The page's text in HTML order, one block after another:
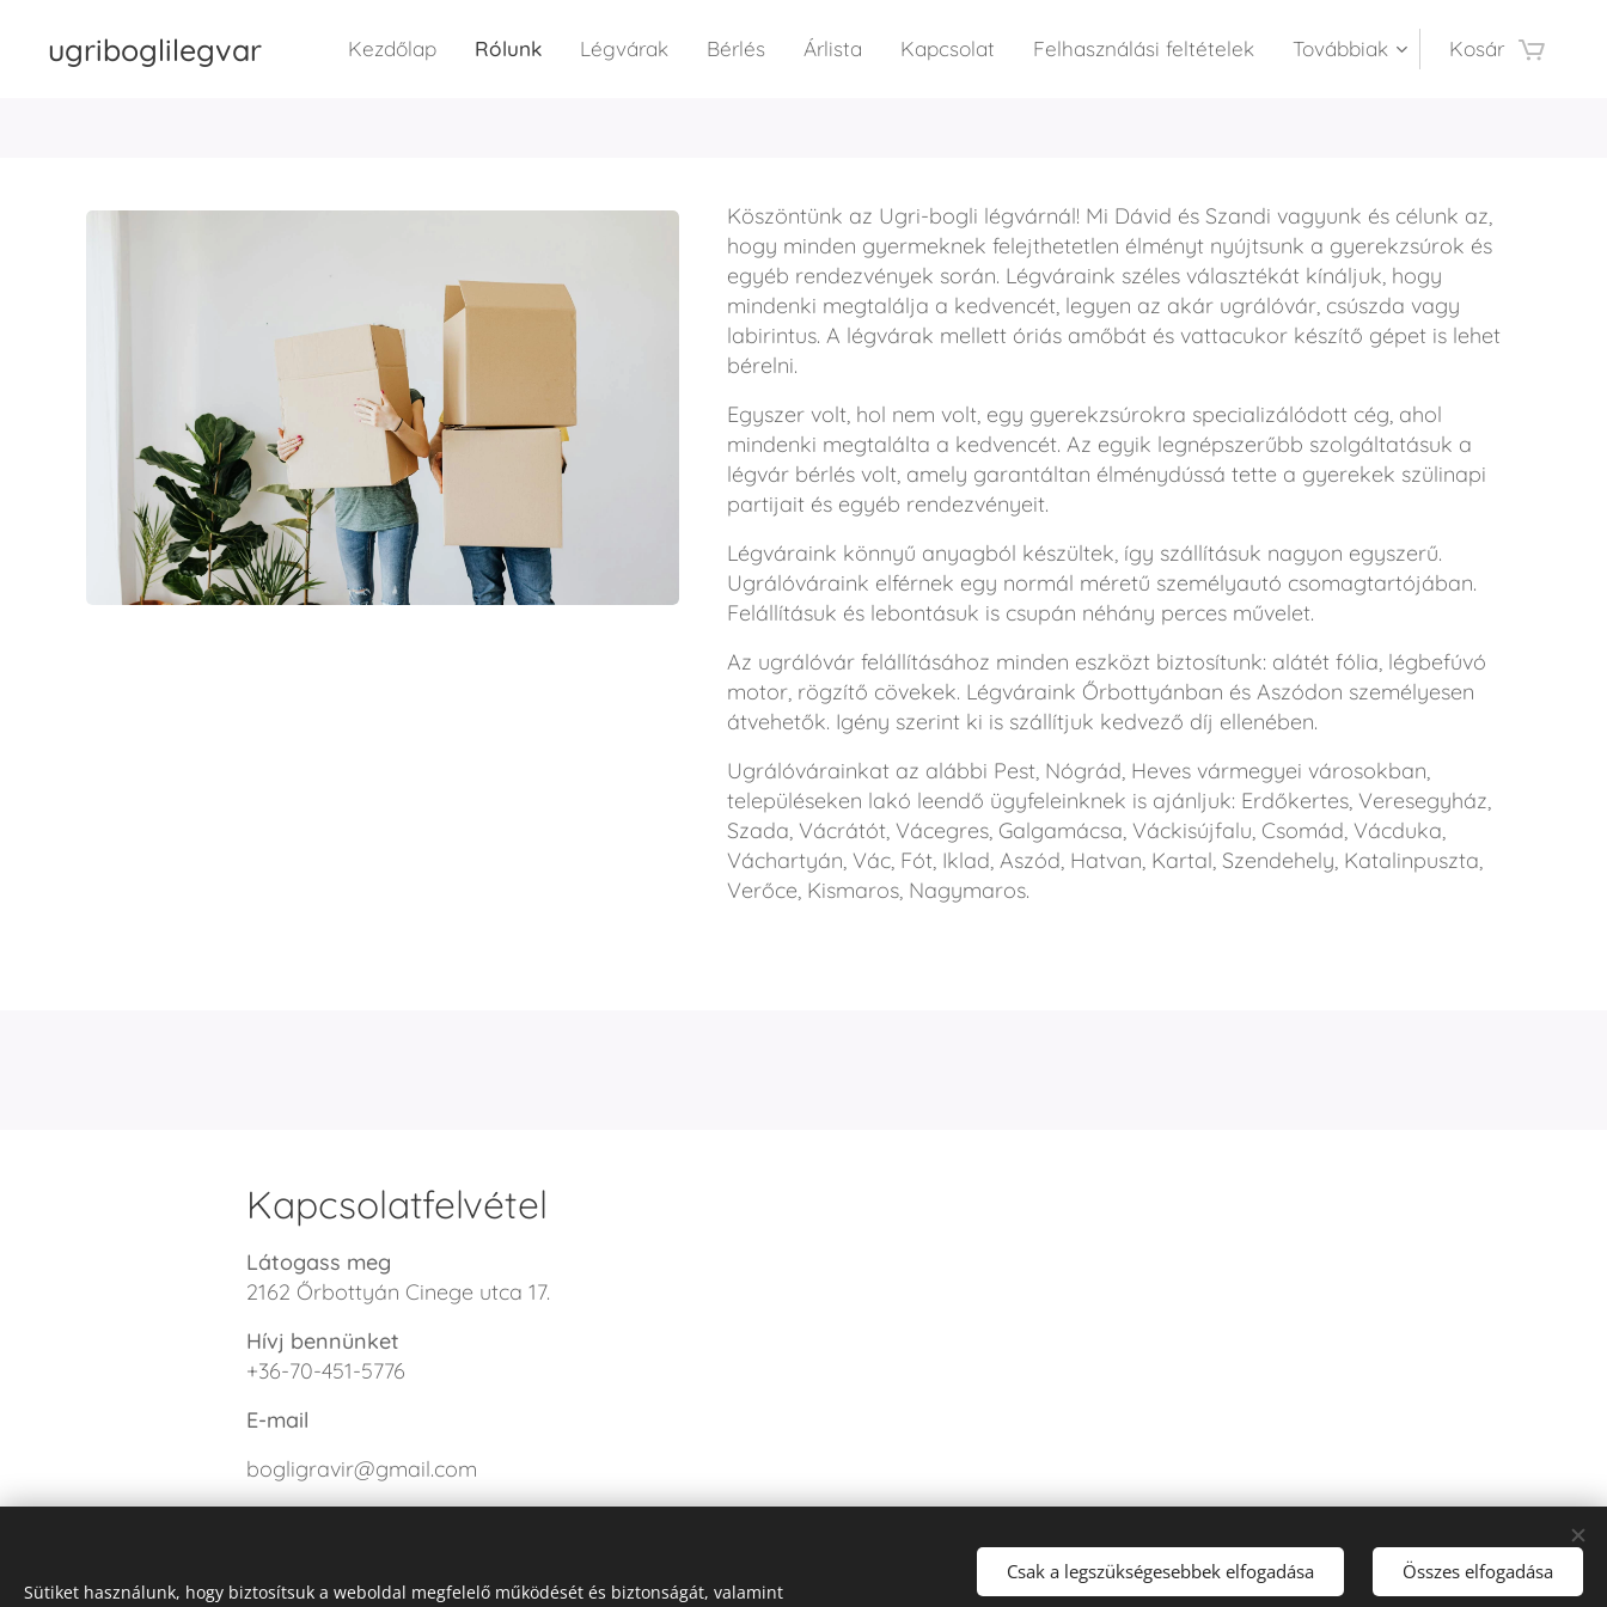
ugriboglilegvar Kezdőlap Rólunk Légvárak Bérlés Árlista Kapcsolat Felhasználási feltételek Továbbiak Kosár
Köszöntünk az Ugri-bogli légvárnál! Mi Dávid és Szandi vagyunk és célunk az,
hogy minden gyermeknek felejthetetlen élményt nyújtsunk a gyerekzsúrok és
egyéb rendezvények során. Légváraink széles választékát kínáljuk, hogy
mindenki megtalálja a kedvencét, legyen az akár ugrálóvár, csúszda vagy
labirintus. A légvárak mellett óriás amőbát és vattacukor készítő gépet is lehet
bérelni.
Egyszer volt, hol nem volt, egy gyerekzsúrokra specializálódott cég, ahol
mindenki megtalálta a kedvencét. Az egyik legnépszerűbb szolgáltatásuk a
légvár bérlés volt, amely garantáltan élménydússá tette a gyerekek szülinapi
partijait és egyéb rendezvényeit.
Légváraink könnyű anyagból készültek, így szállításuk nagyon egyszerű.
Ugrálóváraink elférnek egy normál méretű személyautó csomagtartójában.
Felállításuk és lebontásuk is csupán néhány perces művelet.
Az ugrálóvár felállításához minden eszközt biztosítunk: alátét fólia, légbefúvó
motor, rögzítő cövekek. Légváraink Őrbottyánban és Aszódon személyesen
átvehetők. Igény szerint ki is szállítjuk kedvező díj ellenében.
Ugrálóvárainkat az alábbi Pest, Nógrád, Heves vármegyei városokban,
településeken lakó leendő ügyfeleinknek is ajánljuk: Erdőkertes, Veresegyház,
Szada, Vácrátót, Vácegres, Galgamácsa, Váckisújfalu, Csomád, Vácduka,
Váchartyán, Vác, Fót, Iklad, Aszód, Hatvan, Kartal, Szendehely, Katalinpuszta,
Verőce, Kismaros, Nagymaros.
Kapcsolatfelvétel
Látogass meg
2162 Őrbottyán Cinege utca 17.
Hívj bennünket
+36-70-451-5776
E-mail
bogligravir@gmail.com
Sütiket használunk, hogy biztosítsuk a weboldal megfelelő működését és biztonságát, valamint
Csak a legszükségesebbek elfogadása Összes elfogadása